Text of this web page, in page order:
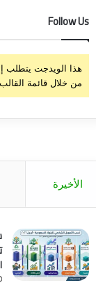
Follow Us
هذا الويدجت يتطلب
من خلال قائمة
الأخيرة